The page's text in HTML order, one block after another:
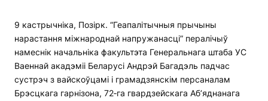
9 кастрычніка, Позірк. “Геапалітычныя прычыны
нарастання міжнароднай напружанасці” пералічыў
намеснік начальніка факультэта Генеральнага штаба УС
Ваеннай акадэміі Беларусі Андрэй Багадэль падчас
сустрэч з вайскоўцамі і грамадзянскім персаналам
Брэсцкага гарнізона, 72‑га гвардзейскага Аб’яднанага